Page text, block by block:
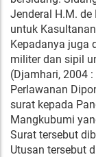
Jenderal H.M.
untuk
Kepadanya juga
militer dan sipil
(Djamhari, 2004
Perlawanan
surat kepada
Mangkubumi
Surat tersebut
Utusan tersebut